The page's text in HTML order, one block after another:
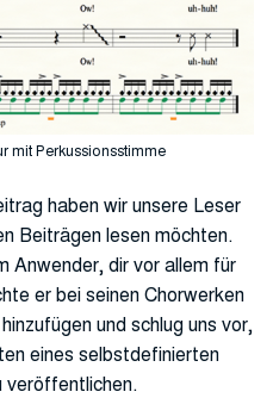
mit Perkussionsstimme
haben wir unsere Leser
Beiträgen lesen möchten.
Anwender, dir vor allem für
er bei seinen Chorwerken
und schlug uns vor,
eines selbstdefinierten
veröffentlichen.